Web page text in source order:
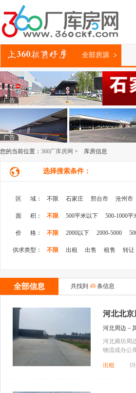
全部房源
广告
广告
您的当前位置： 360厂库房网 > 库房信息
选择搜索条件：
区 域： 不限 石家庄 邢台市 沧州市
面 积： 不限 500平米以下 500-1000平
价 格： 不限 2000以下 2000-5000
供求类型： 不限 出租 出售 租售 转让
全部信息 共找到 49 条信息
河北北京
河北周边－
河北廊坊周
物流或办公
出租